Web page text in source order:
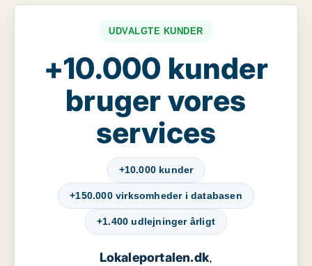
UDVALGTE KUNDER
+10.000 kunder
bruger vores
services
+10.000 kunder
+150.000 virksomheder i databasen
+1.400 udlejninger årligt
Lokaleportalen.dk,